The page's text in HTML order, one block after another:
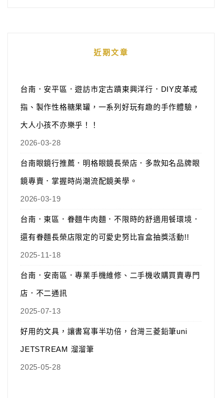
近期文章
台南．安平區．遊訪市定古蹟東興洋行．DIY皮革戒
指、製作性格糖果罐，一系列好玩有趣的手作體驗，
大人小孩不亦樂乎！！
2026-03-28
台南眼鏡行推薦．明格眼鏡長榮店．多款知名品牌眼
鏡專賣．掌握時尚潮流配鏡美學。
2026-03-19
台南．東區．眷麵牛肉麵．不限時的舒適用餐環境．
還有眷麵長榮店限定的可愛史努比盲盒抽獎活動!!
2025-11-18
台南．安南區．專業手機維修、二手機收購買賣專門
店．不二通訊
2025-07-13
好用的文具，讓書寫事半功倍，台灣三菱鉛筆uni
JETSTREAM 溜溜筆
2025-05-28